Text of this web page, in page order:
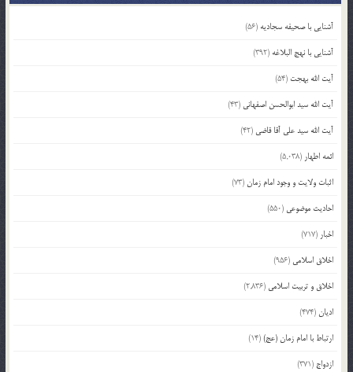
آشنایی با صحیفه سجادیه (56)
آشنایی با نهج البلاغه (392)
آیت الله بهجت (54)
آیت الله سید ابوالحسن اصفهانی (43)
آیت الله سید علی آقا قاضی (42)
ائمه اطهار (5,038)
اثبات ولایت و وجود امام زمان(73)
احادیث موضوعی (550)
اخبار (717)
اخلاق اسلامی (956)
اخلاق و تربیت اسلامی (2,836)
ادیان(474)
ارتباط با امام زمان (عج)(14)
ازدواج (371)